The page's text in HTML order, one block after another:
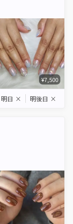
¥7,500
明日 × 明後日 ×